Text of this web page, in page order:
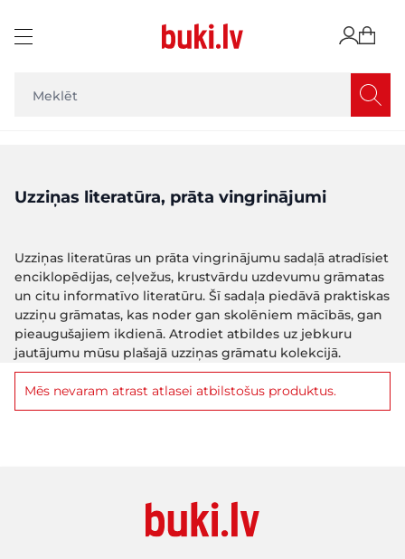
Uzziņas literatūra, prāta vingrinājumi
Uzziņas literatūras un prāta vingrinājumu sadaļā atradīsiet
enciklopēdijas, ceļvežus, krustvārdu uzdevumu grāmatas
un citu informatīvo literatūru. Šī sadaļa piedāvā praktiskas
uzziņu grāmatas, kas noder gan skolēniem mācībās, gan
pieaugušajiem ikdienā. Atrodiet atbildes uz jebkuru
jautājumu mūsu plašajā uzziņas grāmatu kolekcijā.
Mēs nevaram atrast atlasei atbilstošus produktus.